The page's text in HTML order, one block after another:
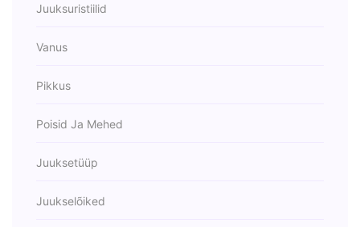
Juuksuristiilid
Vanus
Pikkus
Poisid Ja Mehed
Juuksetüüp
Juukselõiked